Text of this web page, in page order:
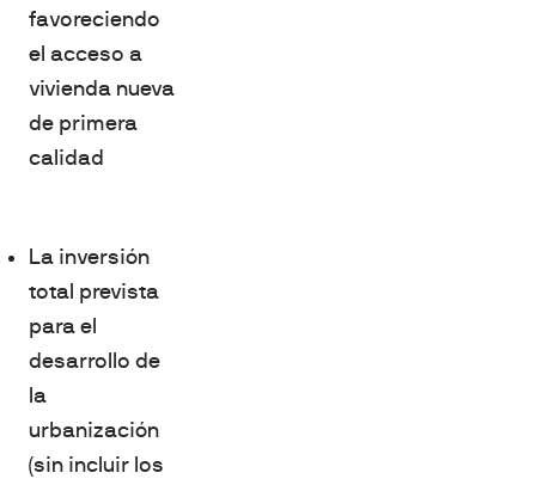
favoreciendo
el acceso a
vivienda nueva
de primera
calidad
La inversión
total prevista
para el
desarrollo de
la
urbanización
(sin incluir los